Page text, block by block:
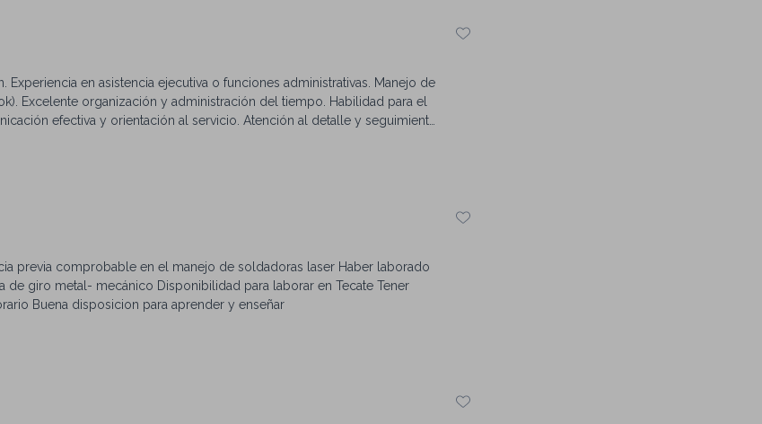
Experiencia en asistencia ejecutiva o funciones administrativas. Manejo de
Excelente organización y administración del tiempo. Habilidad para el
efectiva y orientación al servicio. Atención al detalle y seguimiento
CV.
previa comprobable en el manejo de soldadoras laser Haber laborado
de giro metal- mecánico Disponibilidad para laborar en Tecate Tener
Buena disposicion para aprender y enseñar